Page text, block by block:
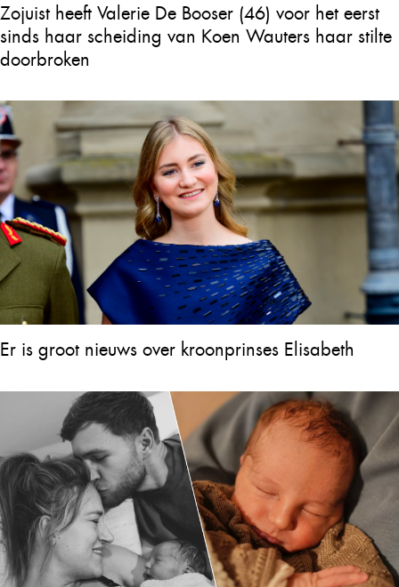
Zojuist heeft Valerie De Booser (46) voor het eerst
sinds haar scheiding van Koen Wauters haar stilte
doorbroken
Er is groot nieuws over kroonprinses Elisabeth